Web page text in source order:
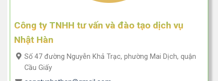
Công ty TNHH tư vấn và đào tạo dịch vụ
Nhật Hàn
Số 47 đường Nguyễn Khả Trạc, phường Mai Dịch, quận
Cầu Giấy